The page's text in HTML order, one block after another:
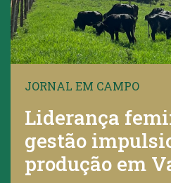
JORNAL EM CAMPO
Liderança
gestão
produção em